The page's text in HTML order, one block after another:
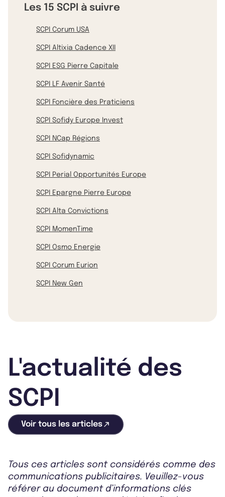
Les 15 SCPI à suivre
SCPI Corum USA
SCPI Altixia Cadence XII
SCPI ESG Pierre Capitale
SCPI LF Avenir Santé
SCPI Foncière des Praticiens
SCPI Sofidy Europe Invest
SCPI NCap Régions
SCPI Sofidynamic
SCPI Perial Opportunités Europe
SCPI Epargne Pierre Europe
SCPI Alta Convictions
SCPI MomenTime
SCPI Osmo Energie
SCPI Corum Eurion
SCPI New Gen
L'actualité des
SCPI
Voir tous les articles
Tous ces articles sont considérés comme des
communications publicitaires. Veuillez-vous
référer au document d’informations clés